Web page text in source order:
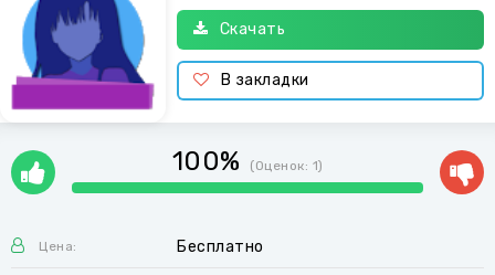
Скачать
В закладки
100% (Оценок: 1)
Цена: Бесплатно